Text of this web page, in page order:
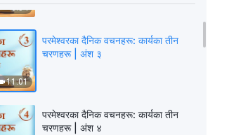
6:54
11:01
परमेश्‍वरका दैनिक वचनहरू: कार्यका तीन
चरणहरू | अंश ३
परमेश्‍वरका दैनिक वचनहरू: कार्यका तीन
चरणहरू | अंश ४